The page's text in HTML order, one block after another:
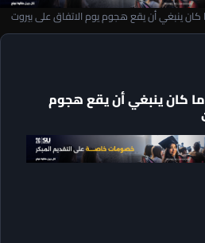
كان ينبغي أن يقع هجوم يوم الاتفاق على بيروت
ما كان ينبغي أن يقع هجوم